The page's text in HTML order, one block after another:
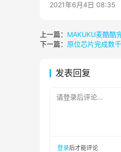
2021年6月4日 08:35
上一篇： MAKUKU麦酷酷
下一篇： 原位芯片完成数
发表回复
请登录后评论...
登录后才能评论